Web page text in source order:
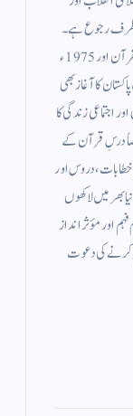
طرف رجوع ہے۔
اسی مقصد کے لیے آپ نے 1972ء میں انجمن خدام القرآن اور 1975ء
کا آغاز بھی
اجتماعی زندگی کا
درسِ قرآن کے
دروس اور
بھر میں لاکھوں
اور مؤثر انداز
کرنے کی دعوت